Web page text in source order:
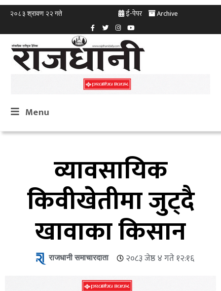
२०८३ श्रावण २२ गते ई-पेपर Archive
Menu
व्यावसायिक
किवीखेतीमा जुट्दै
खावाका किसान
राजधानी समाचारदाता २०८३ जेष्ठ ४ गते १२:१६